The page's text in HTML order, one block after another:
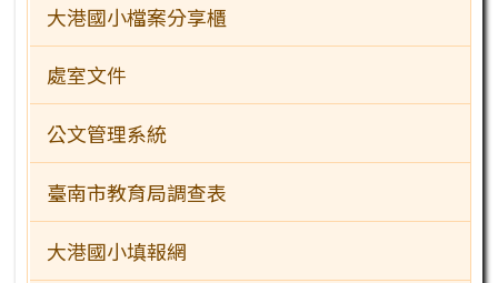
大港國小檔案分享櫃
處室文件
公文管理系統
臺南市教育局調查表
大港國小填報網